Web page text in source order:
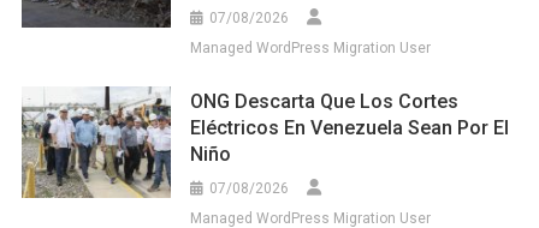
07/08/2026
Managed WordPress Migration User
ONG Descarta Que Los Cortes
Eléctricos En Venezuela Sean Por El
Niño
07/08/2026
Managed WordPress Migration User